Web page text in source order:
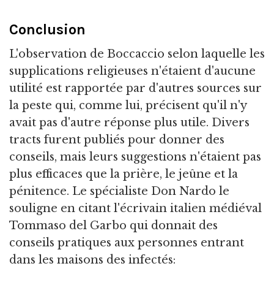
Conclusion
L'observation de Boccaccio selon laquelle les
supplications religieuses n'étaient d'aucune
utilité est rapportée par d'autres sources sur
la peste qui, comme lui, précisent qu'il n'y
avait pas d'autre réponse plus utile. Divers
tracts furent publiés pour donner des
conseils, mais leurs suggestions n'étaient pas
plus efficaces que la prière, le jeûne et la
pénitence. Le spécialiste Don Nardo le
souligne en citant l'écrivain italien médiéval
Tommaso del Garbo qui donnait des
conseils pratiques aux personnes entrant
dans les maisons des infectés: